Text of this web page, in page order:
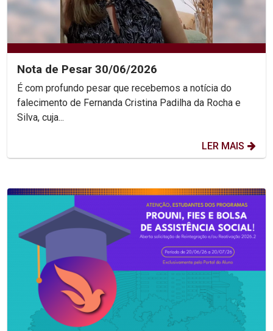
Nota de Pesar 30/06/2026
É com profundo pesar que recebemos a notícia do
falecimento de Fernanda Cristina Padilha da Rocha e
Silva, cuja...
LER MAIS